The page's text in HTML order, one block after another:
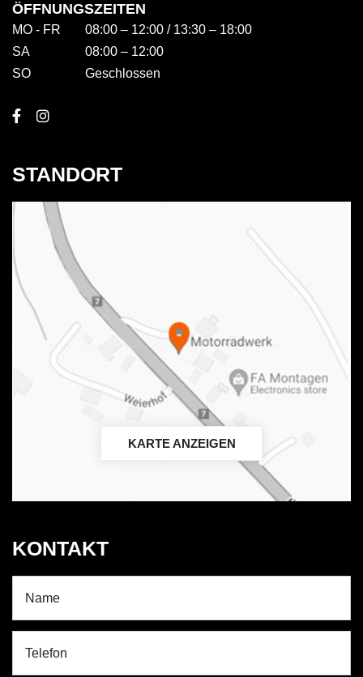
ÖFFNUNGSZEITEN
MO - FR
08:00 – 12:00 / 13:30 – 18:00
SA
08:00 – 12:00
SO
Geschlossen
STANDORT
KARTE ANZEIGEN
KONTAKT